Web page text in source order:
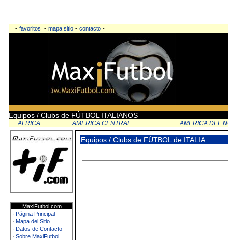
- favoritos - mapa sitio - contacto -
Equipos / Clubs de FÚTBOL ITALIANOS
AFRICA AMERICA CENTRAL AMERICA DEL
MaxiFutbol.com
· Página Principal
· Mapa del Sitio
· Datos de Contacto
· Sobre MaxiFutbol
Equipos / Clubs de FÚTBOL de ITALIA